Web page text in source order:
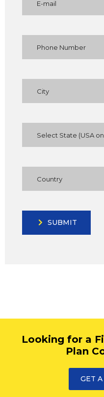
Select State (USA
Country
SUBMIT
Looking for a
Plan
GET